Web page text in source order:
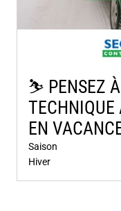
⛷️​ PENSEZ À
TECHNIQUE
EN
Saison
Hiver